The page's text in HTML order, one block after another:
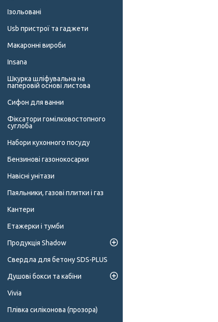
Ізольовані
Usb пристрої та гаджети
Макаронні вироби
Insana
Шкурка шліфувальна на
паперовій основі листова
Сифон для ванни
Фіксатори гомілковостопного
суглоба
Набори кухонного посуду
Бензинові газонокосарки
Навісні унітази
Паяльники, газові плитки і газ
Кантери
Етажерки і тумби
Продукція Shadow
Свердла для бетону SDS-PLUS
Душові бокси та кабіни
Vivia
Плівка силіконова (прозора)